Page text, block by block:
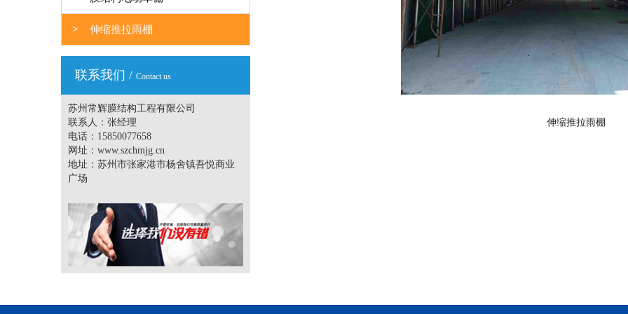
> 伸缩推拉雨棚
联系我们 / Contact us
苏州常辉膜结构工程有限公司
联系人：张经理
电话：15850077658
网址：www.szchmjg.cn
地址：苏州市张家港市杨舍镇吾悦商业
广场
伸缩推拉雨棚